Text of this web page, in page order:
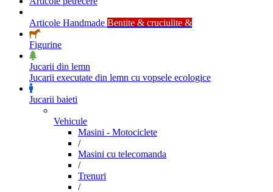
Articole Handmade Bentite & cruciulite &
Figurine
Jucarii din lemn
Jucarii executate din lemn cu vopsele ecologice
Jucarii baieti
Vehicule
Masini - Motociclete
/
Masini cu telecomanda
/
Trenuri
/